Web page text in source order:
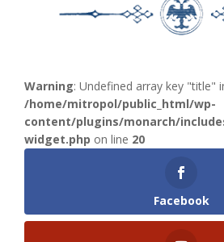
Warning: Undefined array key "title"
/home/mitropol/public_html/wp-
content/plugins/monarch/
widget.php on line 20
Facebook